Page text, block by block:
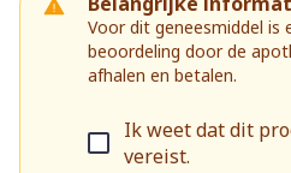
Voor dit geneesmiddel is
beoordeling door de
afhalen en betalen.
Ik weet dat dit
vereist.